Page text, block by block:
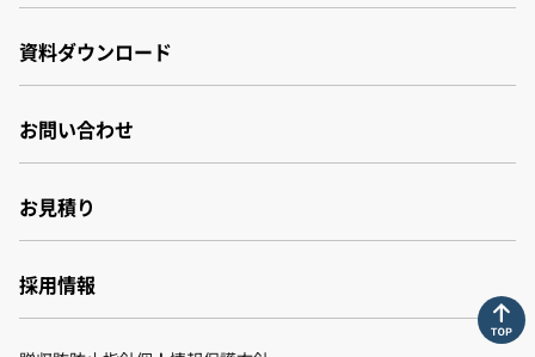
資料ダウンロード
お問い合わせ
お見積り
採用情報